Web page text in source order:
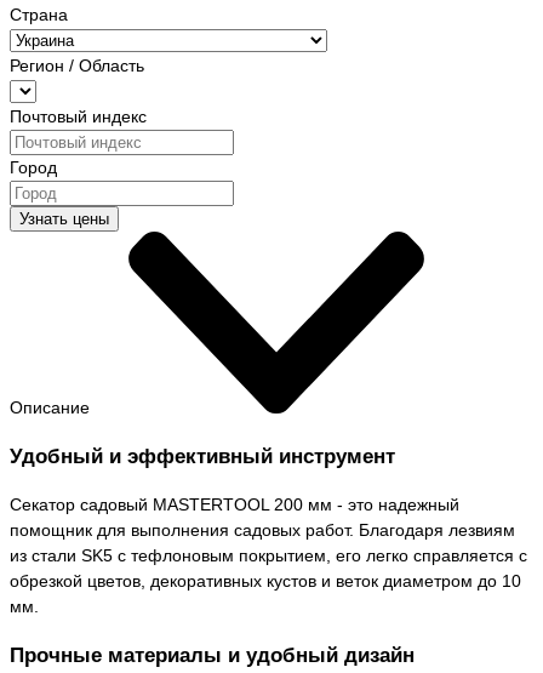
Страна
Регион / Область
Почтовый индекс
Город
Узнать цены
Описание
Удобный и эффективный инструмент
Секатор садовый MASTERTOOL 200 мм - это надежный
помощник для выполнения садовых работ. Благодаря лезвиям
из стали SK5 с тефлоновым покрытием, его легко справляется с
обрезкой цветов, декоративных кустов и веток диаметром до 10
мм.
Прочные материалы и удобный дизайн